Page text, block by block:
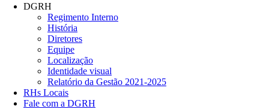
DGRH
Regimento Interno
História
Diretores
Equipe
Localização
Identidade visual
Relatório da Gestão 2021-2025
RHs Locais
Fale com a DGRH